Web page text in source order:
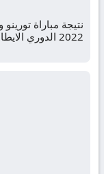
2022 الدوري الايطالي